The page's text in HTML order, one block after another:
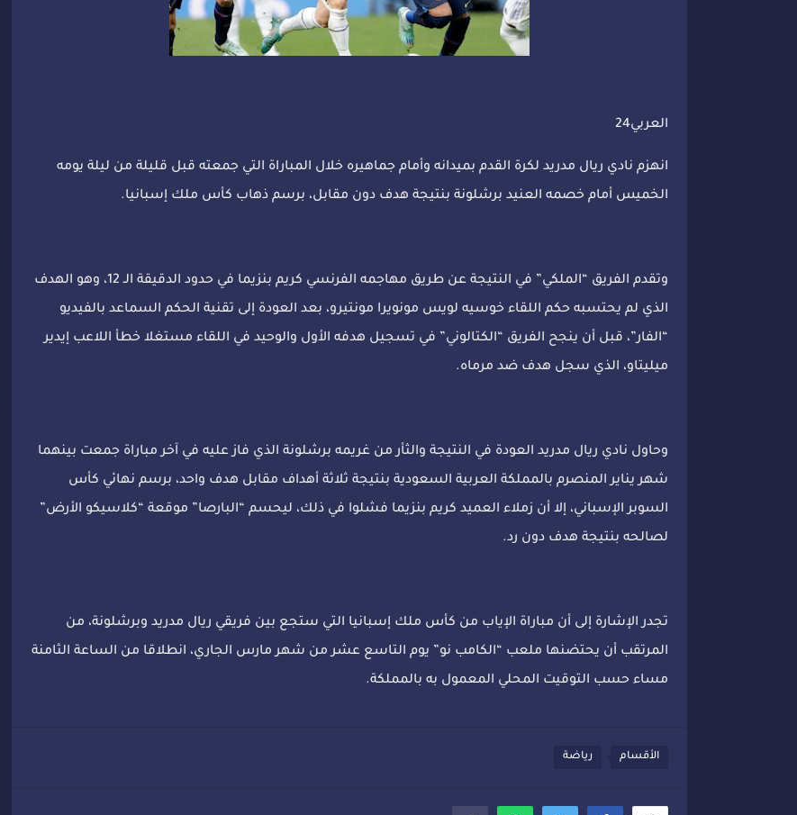
العربي24
انهزم نادي ريال مدريد لكرة القدم بميدانه وأمام جماهيره خلال المباراة التي جمعته قبل قليلة من ليلة يومه
الخميس أمام خصمه العنيد برشلونة بنتيجة هدف دون مقابل، برسم ذهاب كأس ملك إسبانيا.
وتقدم الفريق “الملكي” في النتيجة عن طريق مهاجمه الفرنسي كريم بنزيما في حدود الدقيقة الـ 12، وهو الهدف
الذي لم يحتسبه حكم اللقاء خوسيه لويس مونويرا مونتيرو، بعد العودة إلى تقنية الحكم السماعد بالفيديو
“الفار”، قبل أن ينجح الفريق “الكتالوني” في تسجيل هدفه الأول والوحيد في اللقاء مستغلا خطأ اللاعب إيدير
ميليتاو، الذي سجل هدف ضد مرماه.
وحاول نادي ريال مدريد العودة في النتيجة والثأر من غريمه برشلونة الذي فاز عليه في آخر مباراة جمعت بينهما
شهر يناير المنصرم بالمملكة العربية السعودية بنتيجة ثلاثة أهداف مقابل هدف واحد، برسم نهائي كأس
السوبر الإسباني، إلا أن زملاء العميد كريم بنزيما فشلوا في ذلك، ليحسم “البارصا” موقعة “كلاسيكو الأرض”
لصالحه بنتيجة هدف دون رد.
تجدر الإشارة إلى أن مباراة الإياب من كأس ملك إسبانيا التي ستجع بين فريقي ريال مدريد وبرشلونة، من
المرتقب أن يحتضنها ملعب “الكامب نو” يوم التاسع عشر من شهر مارس الجاري، انطلاقا من الساعة الثامنة
مساء حسب التوقيت المحلي المعمول به بالمملكة.
الأقسام رياضة